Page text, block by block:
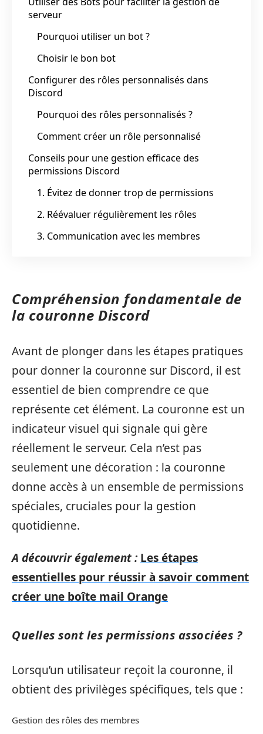
serveur
Pourquoi utiliser un bot ?
Choisir le bon bot
Configurer des rôles personnalisés dans
Discord
Pourquoi des rôles personnalisés ?
Comment créer un rôle personnalisé
Conseils pour une gestion efficace des
permissions Discord
1. Évitez de donner trop de permissions
2. Réévaluer régulièrement les rôles
3. Communication avec les membres
Compréhension fondamentale de
la couronne Discord
Avant de plonger dans les étapes pratiques
pour donner la couronne sur Discord, il est
essentiel de bien comprendre ce que
représente cet élément. La couronne est un
indicateur visuel qui signale qui gère
réellement le serveur. Cela n’est pas
seulement une décoration : la couronne
donne accès à un ensemble de permissions
spéciales, cruciales pour la gestion
quotidienne.
A découvrir également : Les étapes
essentielles pour réussir à savoir comment
créer une boîte mail Orange
Quelles sont les permissions associées ?
Lorsqu’un utilisateur reçoit la couronne, il
obtient des privilèges spécifiques, tels que :
Gestion des rôles des membres